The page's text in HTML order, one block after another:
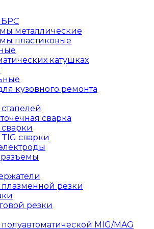
БРС
металлические
пластиковые
катушках
кузовного ремонта
сварка
сварки
резки
резки
MIG/MAG